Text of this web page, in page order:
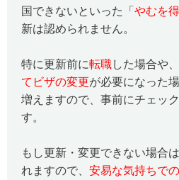
国できないといった「 やむを
新は認められません。
特に更新前に転職した場合や
てビザの変更が必要になった
増えますので、事前にチェッ
す。
もし更新・変更できない場合
れますので、 安易な気持ちで